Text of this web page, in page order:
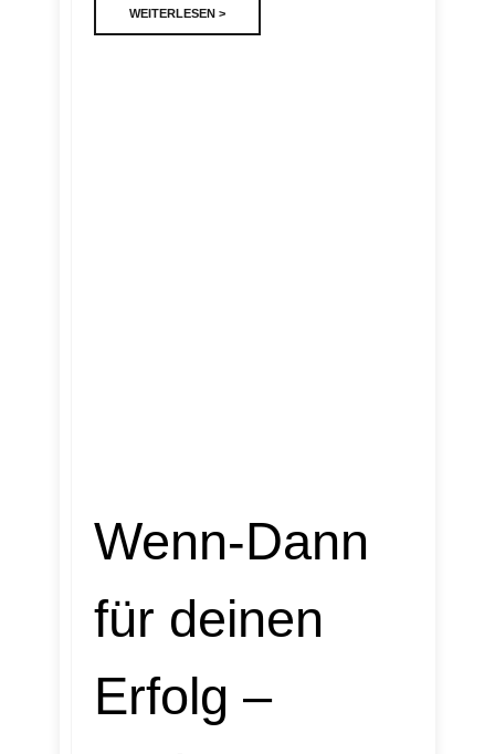
WEITERLESEN >
Wenn-Dann
für deinen
Erfolg –